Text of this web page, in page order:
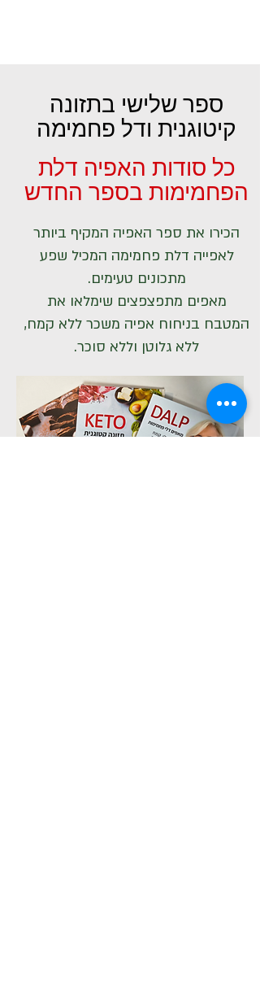
ספר שלישי בתזונה
קיטוגנית ודל פחמימה
כל סודות האפיה דלת
הפחמימות בספר החדש
הכירו את ספר האפיה המקיף ביותר
לאפייה דלת פחמימה המכיל שפע
מתכונים טעימים.
מאפים מתפצפצים שימלאו את
המטבח בניחוח אפיה משכר ללא קמח,
ללא גלוטן וללא סוכר.